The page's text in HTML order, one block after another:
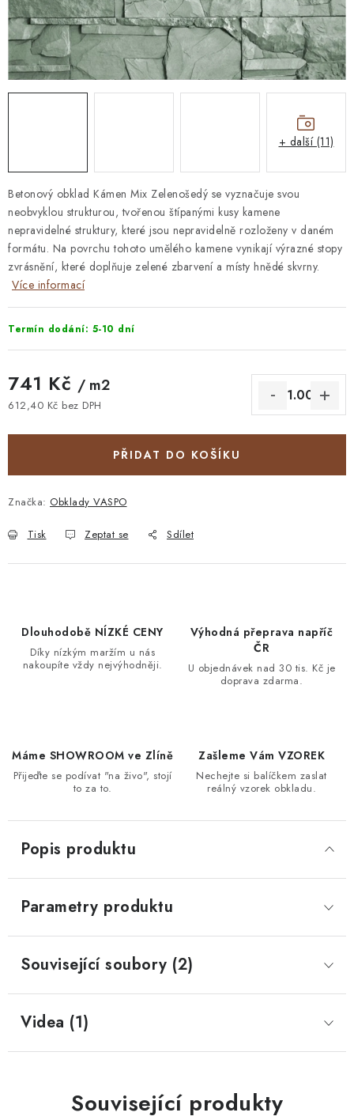
VZORKOVÉ OBKLADY
Betonový obklad Kámen Mix Zelenošedý se vyznačuje svou
neobvyklou strukturou, tvořenou štípanými kusy kamene
nepravidelné struktury, které jsou nepravidelně rozloženy v daném
formátu. Na povrchu tohoto umělého kamene vynikají výrazné stopy
zvrásnění, které doplňuje zelené zbarvení a místy hnědé skvrny.
Více informací
Termín dodání: 5-10 dní
741 Kč / m2
612,40 Kč bez DPH
PŘIDAT DO KOŠÍKU
Značka: Obklady VASPO
Tisk Zeptat se Sdílet
+ další (11)
Dlouhodobě NÍZKÉ CENY
Díky nízkým maržím u nás
nakoupíte vždy nejvýhodněji.
Výhodná přeprava napříč
ČR
U objednávek nad 30 tis. Kč je
doprava zdarma.
Máme SHOWROOM ve Zlíně
Přijeďte se podívat "na živo", stojí
to za to.
Zašleme Vám VZOREK
Nechejte si balíčkem zaslat
reálný vzorek obkladu.
Popis produktu
Parametry produktu
Související soubory (2)
Videa (1)
Související produkty